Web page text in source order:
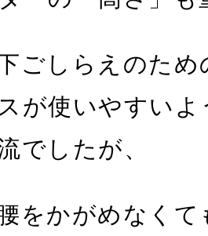
ごしらえのた
が使いやすい
でしたが、
をかがめなくて